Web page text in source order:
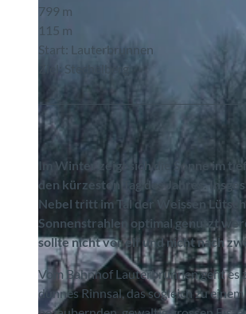
799 m
115 m
Start: Lauterbrunnen
Ziel: Stechelberg
Im Winter zeigt sich die Sonne im
den kürzesten Tag des Jahres.
Nebel tritt im Tal der Weissen
Sonnenstrahlen optimal genutzt
sollte nicht vor elf und nicht nach
Vom Bahnhof Lauterbrunnen geht es
dünnes Rinnsal, das sogleich zu